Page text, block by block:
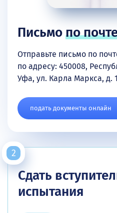
Письмопо
Отправьте письмо по
по адресу: 450008,
Уфа, ул. Карла Маркса, д.
подать документы онлайн
Сдать
испытания